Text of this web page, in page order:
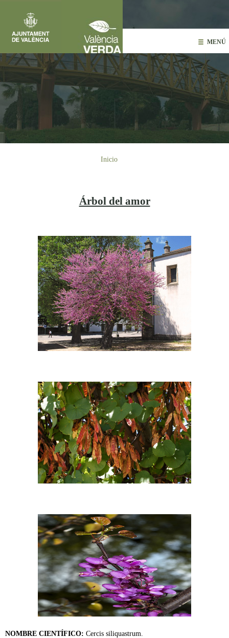
MENÚ
Inicio
Árbol del amor
NOMBRE CIENTÍFICO: Cercis siliquastrum.